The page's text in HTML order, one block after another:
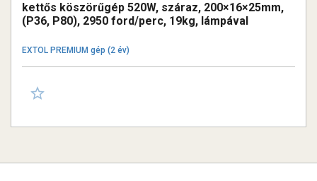
kettős köszörűgép 520W, száraz, 200×16×25mm,
(P36, P80), 2950 ford/perc, 19kg, lámpával
EXTOL PREMIUM gép (2 év)